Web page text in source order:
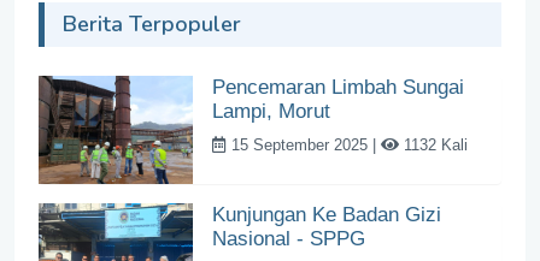
Berita Terpopuler
Pencemaran Limbah Sungai
Lampi, Morut
15 September 2025 | 1132 Kali
Kunjungan Ke Badan Gizi
Nasional - SPPG